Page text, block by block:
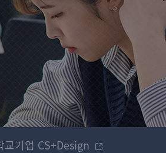
교기업 CS+Design